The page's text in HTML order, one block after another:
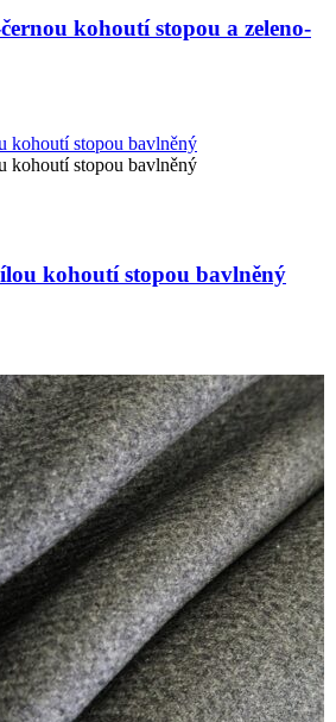
kohoutí stopou a zeleno-
kohoutí stopou bavlněný